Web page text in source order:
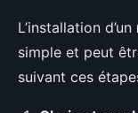
L’installation d’un
simple et peut
suivant ces